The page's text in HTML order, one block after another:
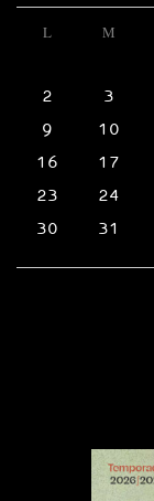
L M
2
3
9
10
16
17
23
24
30
31